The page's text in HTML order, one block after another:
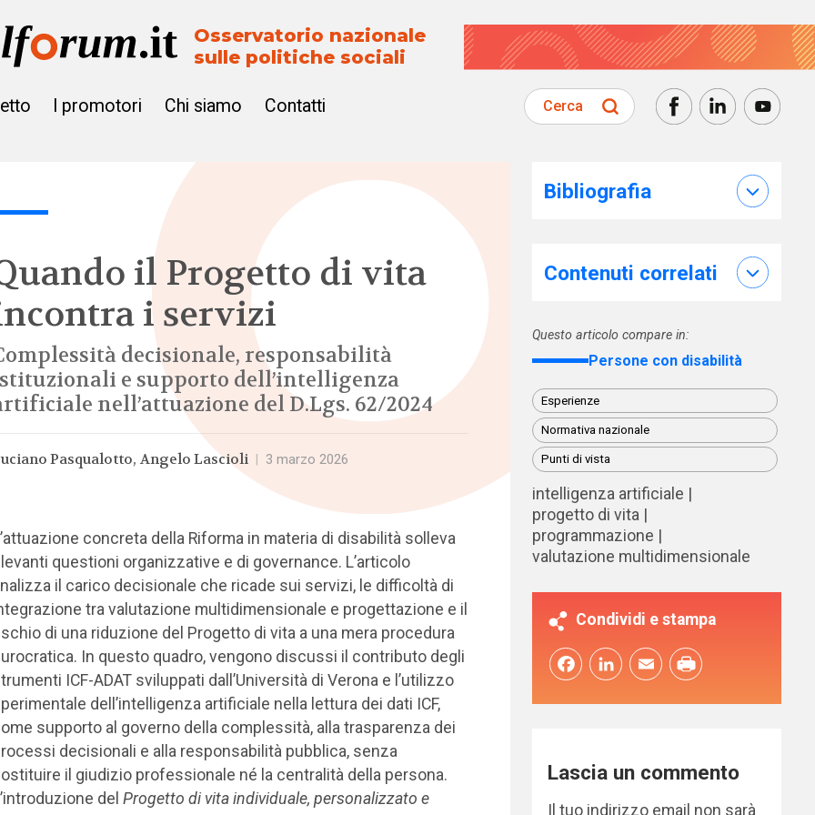
Osservatorio nazionale
sulle politiche sociali
I promotori Chi siamo Contatti Cerca
il Progetto di vita
i servizi
decisionale, responsabilità
e supporto dell’intelligenza
nell’attuazione del D.Lgs. 62/2024
Pasqualotto Angelo Lascioli 3 marzo 2026
concreta della Riforma in materia di disabilità solleva
questioni organizzative e di governance. L’articolo
il carico decisionale che ricade sui servizi, le difficoltà di
tra valutazione multidimensionale e progettazione e il
di una riduzione del Progetto di vita a una mera procedura
In questo quadro, vengono discussi il contributo degli
ICF-ADAT sviluppati dall’Università di Verona e l’utilizzo
dell’intelligenza artificiale nella lettura dei dati ICF,
supporto al governo della complessità, alla trasparenza dei
decisionali e alla responsabilità pubblica, senza
il giudizio professionale né la centralità della persona.
del Progetto di vita individuale, personalizzato e
Bibliografia
Contenuti correlati
Questo articolo compare in:
Persone con disabilità
Esperienze
Normativa nazionale
Punti di vista
intelligenza artificiale
progetto di vita
programmazione
valutazione multidimensionale
Condividi e stampa
FacebookLinkedInEmail
Lascia un commento
Il tuo indirizzo email non sarà